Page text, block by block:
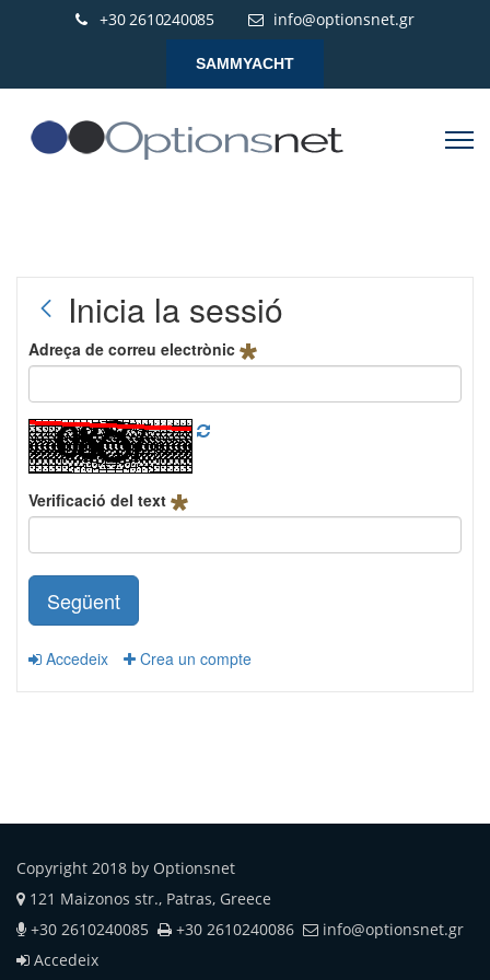
+30 2610240085 info@optionsnet.gr
SAMMYACHT
Inicia la sessió
Adreça de correu electrònic
Verificació del text
Següent
Accedeix Crea un compte
Copyright 2018 by Optionsnet
121 Maizonos str., Patras, Greece
+30 2610240085
+30 2610240086
info@optionsnet.gr
Accedeix